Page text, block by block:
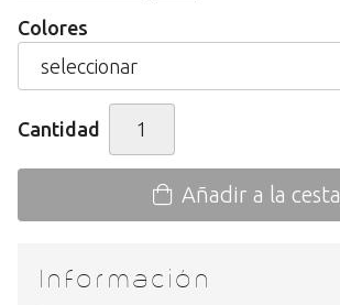
Colores
Cantidad
Añadir a la cesta
Información